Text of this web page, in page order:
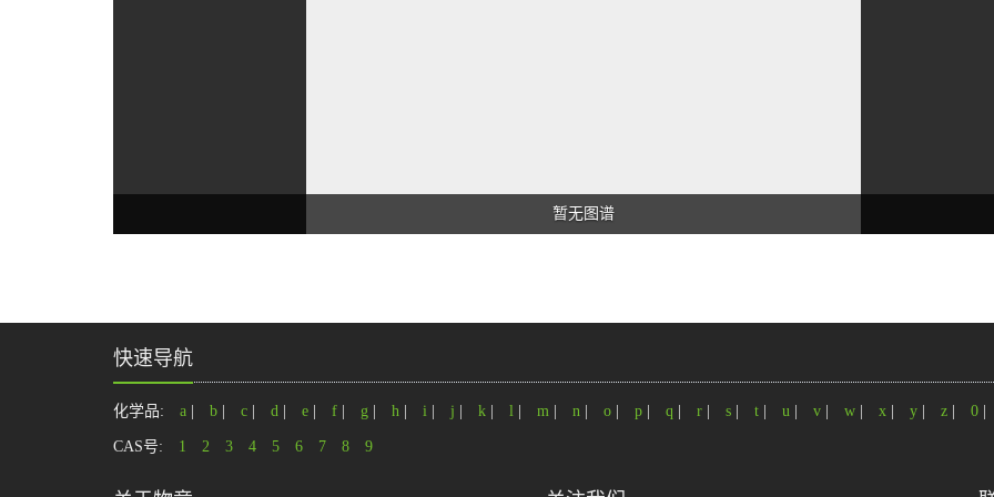
暂无图谱
快速导航
化学品: a b c d e f g h i j k l m n o p q r s t u v w x y z 0
CAS号: 1 2 3 4 5 6 7 8 9